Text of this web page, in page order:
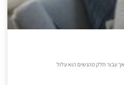
עבור חלק מהנשים הוא עלול